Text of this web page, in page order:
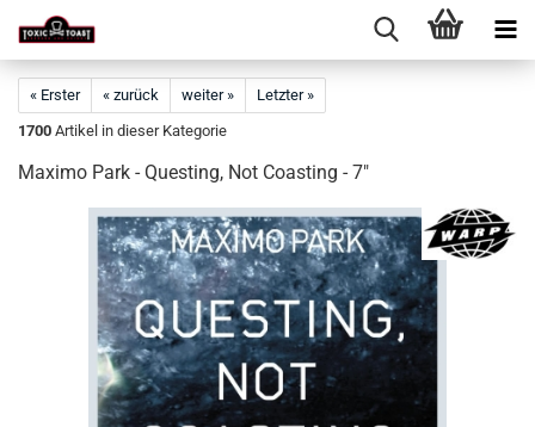
« Erster « zurück weiter »
Letzter »
1700 Artikel in dieser Kategorie
Maximo Park - Questing, Not Coasting - 7"